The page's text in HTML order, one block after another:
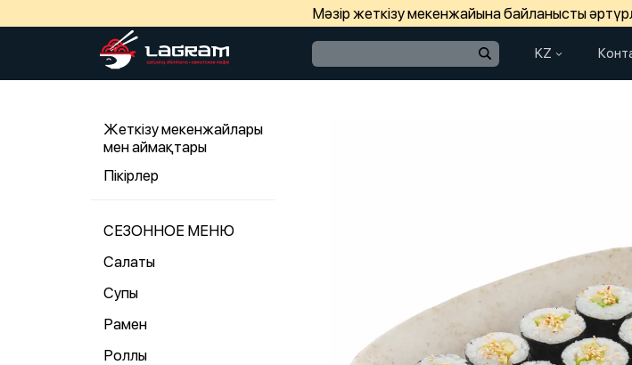
Мәзір жеткізу мекенжайына байланысты
KZ
Жеткізу мекенжайлары
мен аймақтары
Пікірлер
СЕЗОННОЕ МЕНЮ
Салаты
Супы
Рамен
Роллы